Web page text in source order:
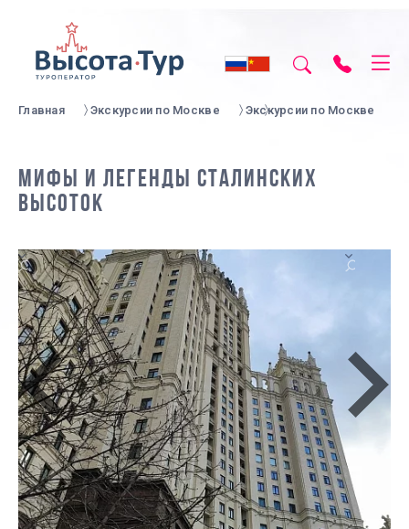
Главная Экскурсии по Москве Экскурсии по Москве
МИФЫ И ЛЕГЕНДЫ СТАЛИНСКИХ
ВЫСОТОК